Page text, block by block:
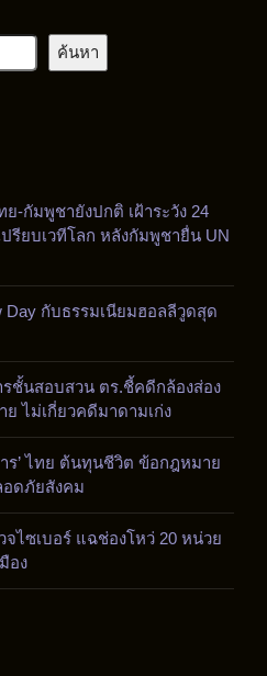
ค้นหา
-กัมพูชายังปกติ เฝ้าระวัง 24
รียบเวทีโลก หลังกัมพูชายื่น UN
Day กับธรรมเนียมฮอลลีวูดสุด
ชั้นสอบสวน ตร.ชี้คดีกล้องส่อง
ย ไม่เกี่ยวคดีมาดามเก่ง
ร’ ไทย ต้นทุนชีวิต ข้อกฎหมาย
อดภัยสังคม
จไซเบอร์ แฉช่องโหว่ 20 หน่วย
อง